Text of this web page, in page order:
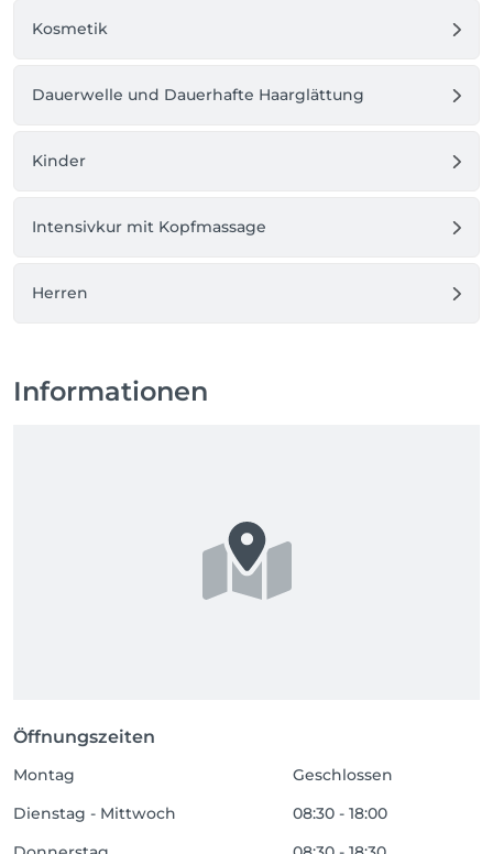
Kosmetik
Dauerwelle und Dauerhafte Haarglättung
Kinder
Intensivkur mit Kopfmassage
Herren
Informationen
Öffnungszeiten
Montag
Geschlossen
Dienstag - Mittwoch
08:30 - 18:00